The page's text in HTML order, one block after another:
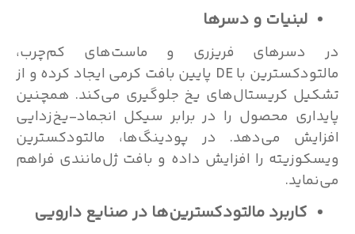
لبنیات و دسرها
در دسر‌های فریزری و ماست‌های کم‌چرب،
مالتودکسترین با DE پایین بافت کرمی ایجاد کرده و از
تشکیل کریستال‌های یخ جلوگیری می‌کند. همچنین
پایداری محصول را در برابر سیکل انجماد-یخ‌زدایی
افزایش می‌دهد. در پودینگ‌ها، مالتودکسترین
ویسکوزیته را افزایش داده و بافت ژل‌مانندی فراهم
می‌نماید.
کاربرد مالتودکسترین‌ها در صنایع دارویی